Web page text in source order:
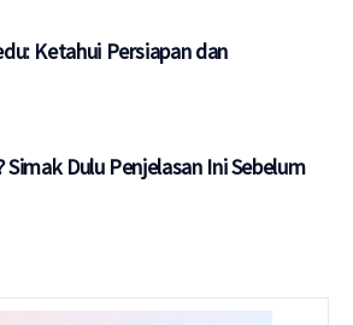
Ketahui Persiapan dan
Simak Dulu Penjelasan Ini Sebelum